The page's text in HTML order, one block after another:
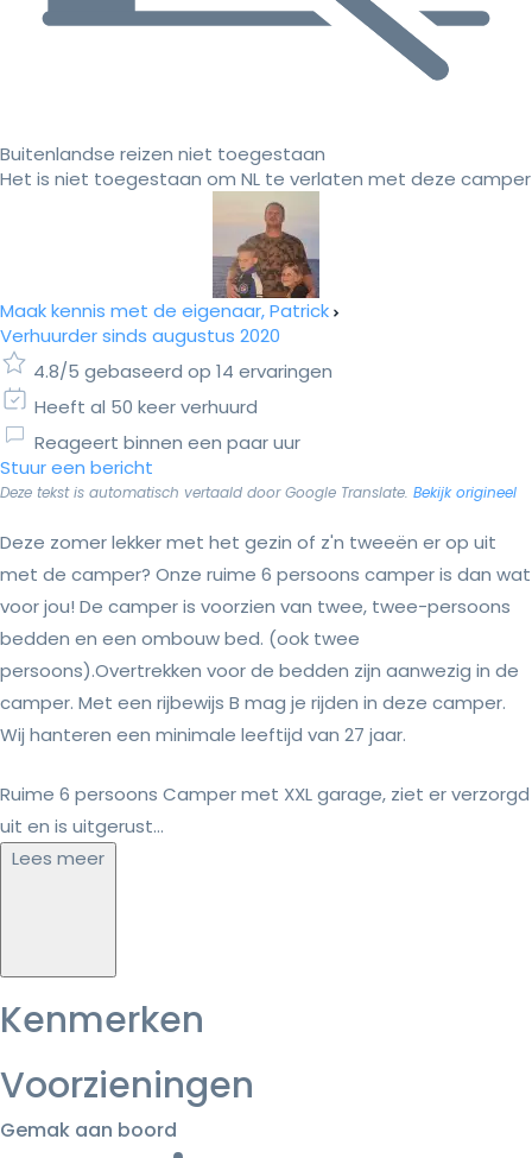
Buitenlandse reizen niet toegestaan
Het is niet toegestaan om NL te verlaten met deze camper
Maak kennis met de eigenaar, Patrick
Verhuurder sinds augustus 2020
4.8/5 gebaseerd op 14 ervaringen
Heeft al 50 keer verhuurd
Reageert binnen een paar uur
Stuur een bericht
Deze tekst is automatisch vertaald door Google Translate. Bekijk origineel
Deze zomer lekker met het gezin of z'n tweeën er op uit
met de camper? Onze ruime 6 persoons camper is dan wat
voor jou! De camper is voorzien van twee, twee-persoons
bedden en een ombouw bed. (ook twee
persoons).Overtrekken voor de bedden zijn aanwezig in de
camper. Met een rijbewijs B mag je rijden in deze camper.
Wij hanteren een minimale leeftijd van 27 jaar.
Ruime 6 persoons Camper met XXL garage, ziet er verzorgd
uit en is uitgerust...
Lees meer
Kenmerken
Voorzieningen
Gemak aan boord